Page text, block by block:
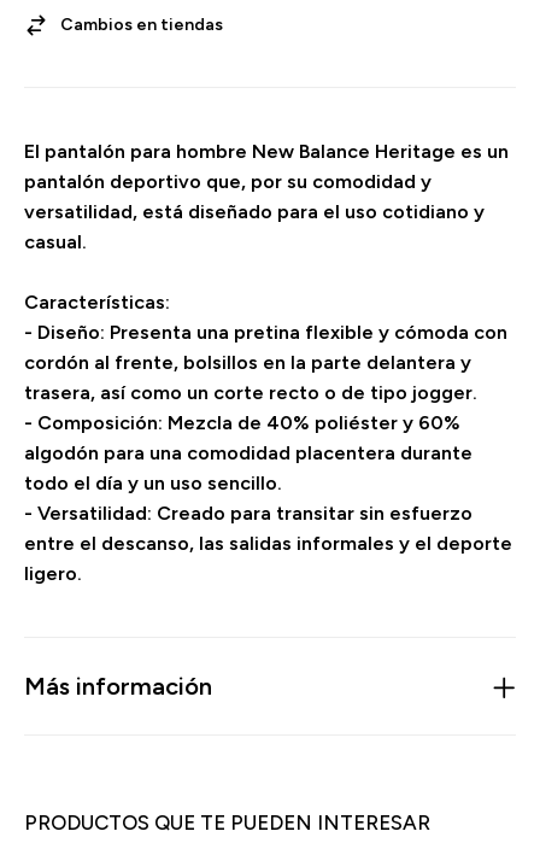
Cambios en tiendas
El pantalón para hombre New Balance Heritage es un
pantalón deportivo que, por su comodidad y
versatilidad, está diseñado para el uso cotidiano y
casual.
Características:
- Diseño: Presenta una pretina flexible y cómoda con
cordón al frente, bolsillos en la parte delantera y
trasera, así como un corte recto o de tipo jogger.
- Composición: Mezcla de 40% poliéster y 60%
algodón para una comodidad placentera durante
todo el día y un uso sencillo.
- Versatilidad: Creado para transitar sin esfuerzo
entre el descanso, las salidas informales y el deporte
ligero.
Más información
PRODUCTOS QUE TE PUEDEN INTERESAR